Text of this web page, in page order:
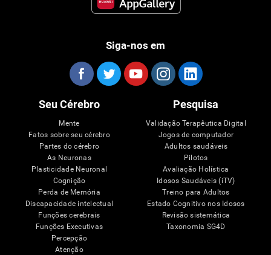
Siga-nos em
Seu Cérebro
Mente
Fatos sobre seu cérebro
Partes do cérebro
As Neuronas
Plasticidade Neuronal
Cognição
Perda de Memória
Discapacidade intelectual
Funções cerebrais
Funções Executivas
Percepção
Atenção
Pesquisa
Validação Terapêutica Digital
Jogos de computador
Adultos saudáveis
Pilotos
Avaliação Holística
Idosos Saudáveis (iTV)
Treino para Adultos
Estado Cognitivo nos Idosos
Revisão sistemática
Taxonomia SG4D